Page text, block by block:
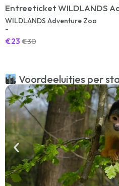
Entreeticket WILDLANDS
WILDLANDS Adventure Zoo
-
€23 €30
Voordeeluitjes per